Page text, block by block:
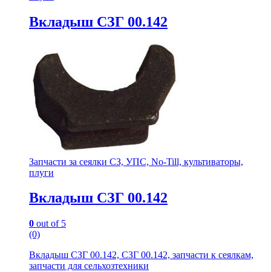
Вкладыш СЗГ 00.142
Запчасти за сеялки СЗ, УПС, No-Till, культиваторы,
плуги
Вкладыш СЗГ 00.142
0 out of 5
(0)
Вкладыш СЗГ 00.142, СЗГ 00.142, запчасти к сеялкам,
запчасти для сельхозтехники